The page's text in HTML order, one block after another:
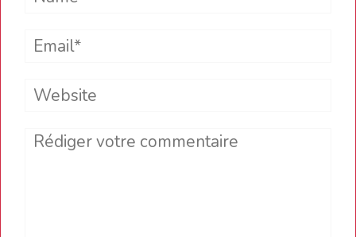
Email*
Website
Comment